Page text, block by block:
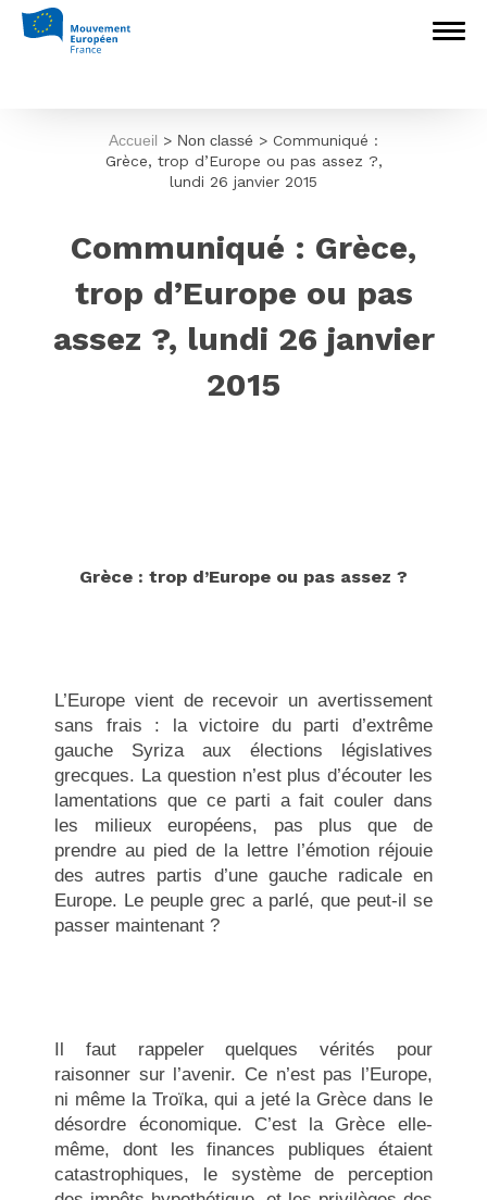
Accueil > Non classé > Communiqué :
Grèce, trop d’Europe ou pas assez ?,
lundi 26 janvier 2015
Communiqué : Grèce,
trop d’Europe ou pas
assez ?, lundi 26 janvier
2015
Grèce : trop d’Europe ou pas assez ?
L’Europe vient de recevoir un avertissement
sans frais : la victoire du parti d’extrême
gauche Syriza aux élections législatives
grecques. La question n’est plus d’écouter les
lamentations que ce parti a fait couler dans
les milieux européens, pas plus que de
prendre au pied de la lettre l’émotion réjouie
des autres partis d’une gauche radicale en
Europe. Le peuple grec a parlé, que peut-il se
passer maintenant ?
Il faut rappeler quelques vérités pour
raisonner sur l’avenir. Ce n’est pas l’Europe,
ni même la Troïka, qui a jeté la Grèce dans le
désordre économique. C’est la Grèce elle-
même, dont les finances publiques étaient
catastrophiques, le système de perception